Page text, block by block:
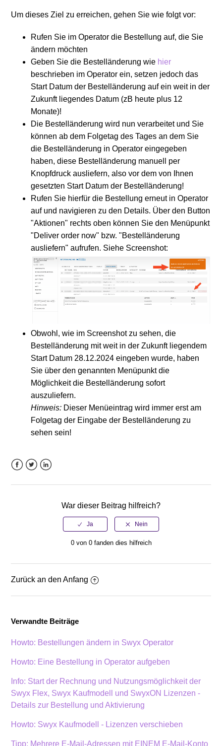
Um dieses Ziel zu erreichen, gehen Sie wie folgt vor:
Rufen Sie im Operator die Bestellung auf, die Sie
ändern möchten
Geben Sie die Bestelländerung wie hier
beschrieben im Operator ein, setzen jedoch das
Start Datum der Bestelländerung auf ein weit in der
Zukunft liegendes Datum (zB heute plus 12
Monate)!
Die Bestelländerung wird nun verarbeitet und Sie
können ab dem Folgetag des Tages an dem Sie
die Bestelländerung in Operator eingegeben
haben, diese Bestelländerung manuell per
Knopfdruck ausliefern, also vor dem von Ihnen
gesetzten Start Datum der Bestelländerung!
Rufen Sie hierfür die Bestellung erneut in Operator
auf und navigieren zu den Details. Über den Button
"Aktionen" rechts oben können Sie den Menüpunkt
"Deliver order now" bzw. "Bestelländerung
ausliefern" aufrufen. Siehe Screenshot:
Obwohl, wie im Screenshot zu sehen, die
Bestelländerung mit weit in der Zukunft liegendem
Start Datum 28.12.2024 eingeben wurde, haben
Sie über den genannten Menüpunkt die
Möglichkeit die Bestelländerung sofort
auszuliefern.
Hinweis: Dieser Menüeintrag wird immer erst am
Folgetag der Eingabe der Bestelländerung zu
sehen sein!
War dieser Beitrag hilfreich?
0 von 0 fanden dies hilfreich
Zurück an den Anfang
Verwandte Beiträge
Howto: Bestellungen ändern in Swyx Operator
Howto: Eine Bestellung in Operator aufgeben
Info: Start der Rechnung und Nutzungsmöglichkeit der
Swyx Flex, Swyx Kaufmodell und SwyxON Lizenzen -
Details zur Bestellung und Aktivierung
Howto: Swyx Kaufmodell - Lizenzen verschieben
Tipp: Mehrere E-Mail-Adressen mit EINEM E-Mail-Konto